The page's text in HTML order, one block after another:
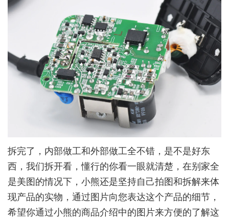
拆完了，内部做工和外部做工全不错，是不是好东
西，我们拆开看，懂行的你看一眼就清楚，在别家全
是美图的情况下，小熊还是坚持自己拍图和拆解来体
现产品的实物，通过图片向您表达这个产品的细节，
希望你通过小熊的商品介绍中的图片来方便的了解这